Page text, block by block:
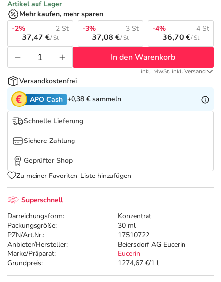
Tierapotheke
Vitamine & Mineralstoffe
Marken
Salus Deals
Superschnell
Darreichungsform:
Konzentrat
Packungsgröße:
30 ml
PZN/Art.Nr.:
17510722
Anbieter/Hersteller:
Beiersdorf AG Eucerin
Marke/Präparat:
Eucerin
Grundpreis:
1274,67 €/1 l
Artikel auf Lager
Mehr kaufen, mehr sparen
-2%
2 St
37,47 €/ St
-3% 3 St
37,08 €/ St
-4% 4 St
36,70 €/ St
In den Warenkorb
inkl. MwSt. inkl. Versand
Versandkostenfrei
APO Cash +0,38 € sammeln
Schnelle Lieferung
Sichere Zahlung
Geprüfter Shop
Zu meiner Favoriten-Liste hinzufügen